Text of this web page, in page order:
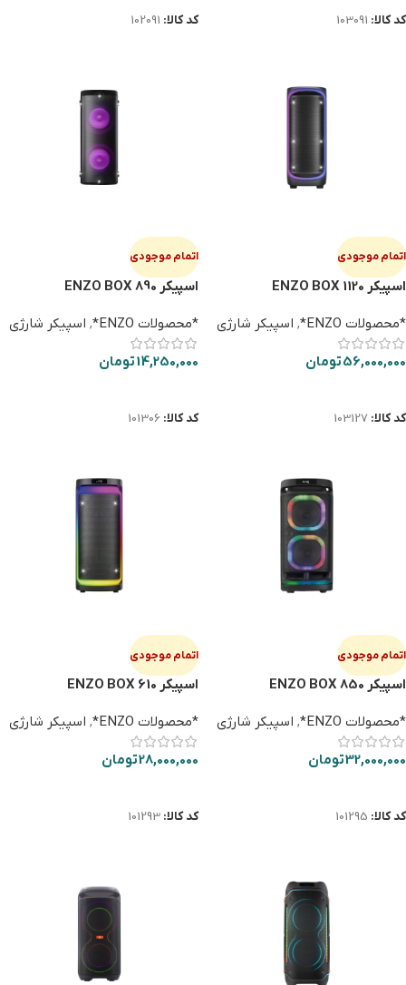
کد کالا: 103091 کد کالا: 102091
اتمام موجودی
اسپیکر ENZO BOX 1120
*محصولات ENZO* , اسپیکر شارژی
56,000,000تومان
کد کالا: 103127
اتمام موجودی
اسپیکر ENZO BOX 890
*محصولات ENZO* , اسپیکر شارژی
14,250,000تومان
کد کالا: 101306
اتمام موجودی
اسپیکر ENZO BOX 850
*محصولات ENZO* , اسپیکر شارژی
32,000,000تومان
کد کالا: 101295
اتمام موجودی
اسپیکر ENZO BOX 610
*محصولات ENZO* , اسپیکر شارژی
28,000,000تومان
کد کالا: 101293